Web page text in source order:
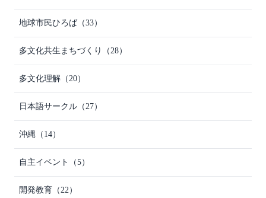
地球市民ひろば （33）
多文化共生まちづくり （28）
多文化理解 （20）
日本語サークル （27）
沖縄 （14）
自主イベント （5）
開発教育 （22）